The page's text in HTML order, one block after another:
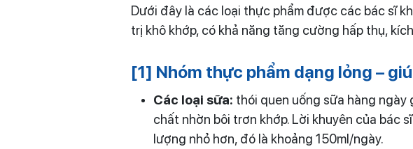
Dưới đây là các loại thực phẩm được các bác sĩ
trị khô khớp, có khả năng tăng cường hấp thụ,
[1] Nhóm thực phẩm dạng lỏng –
Các loại sữa: thói quen uống sữa hàng
chất nhờn bôi trơn khớp. Lời khuyên của bác
lượng nhỏ hơn, đó là khoảng 150ml/ngày.